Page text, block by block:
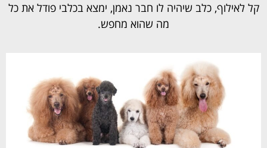
קל לאילוף, כלב שיהיה לו חבר נאמן, ימצא בכלבי פודל את כל
מה שהוא מחפש.